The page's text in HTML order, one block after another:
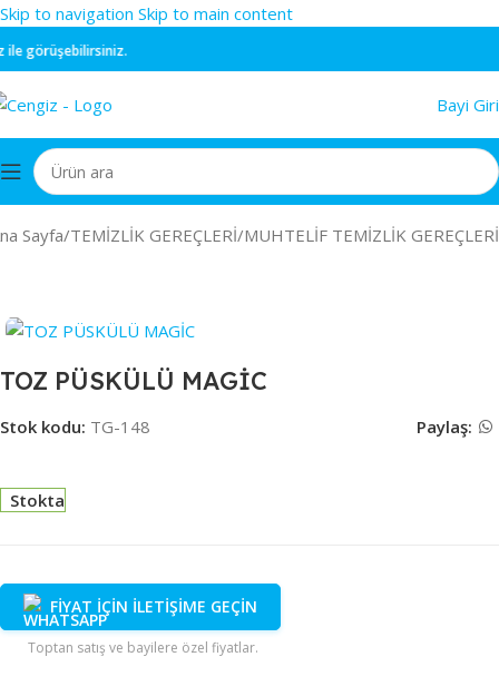
Skip to navigation Skip to main content
görüşebilirsiniz.
Bayi
Sayfa/TEMİZLİK GEREÇLERİ/MUHTELİF TEMİZLİK GEREÇLERİ
TOZ PÜSKÜLÜ MAGİC
Stok kodu: TG-148 Paylaş:
Stokta
FİYAT İÇİN İLETİŞİME GEÇİN
Toptan satış ve bayilere özel fiyatlar.